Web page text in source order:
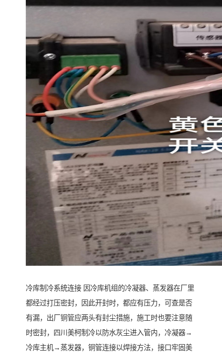
冷库制冷系统连接 因冷库机组的冷凝器、蒸发器在厂里
都经过打压密封，因此开封时，都应有压力，可查是否
有漏，出厂铜管应两头有封尘措施，施工时也要注意随
时密封，四川美柯制冷以防水灰尘进入管内，冷凝器→
冷库主机→蒸发器，铜管连接以焊接方法，接口牢固美